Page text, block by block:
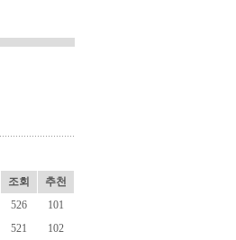
조회
추천
526
101
521
102